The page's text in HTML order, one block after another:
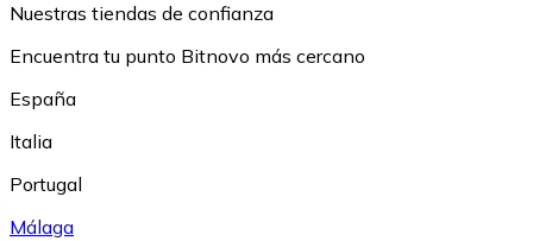
Nuestras tiendas de confianza
Encuentra tu punto Bitnovo más cercano
España
Italia
Portugal
Málaga